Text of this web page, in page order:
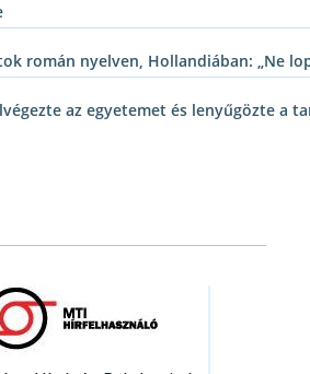
román nyelven, Hollandiában: „Ne
az egyetemet és lenyűgözte a